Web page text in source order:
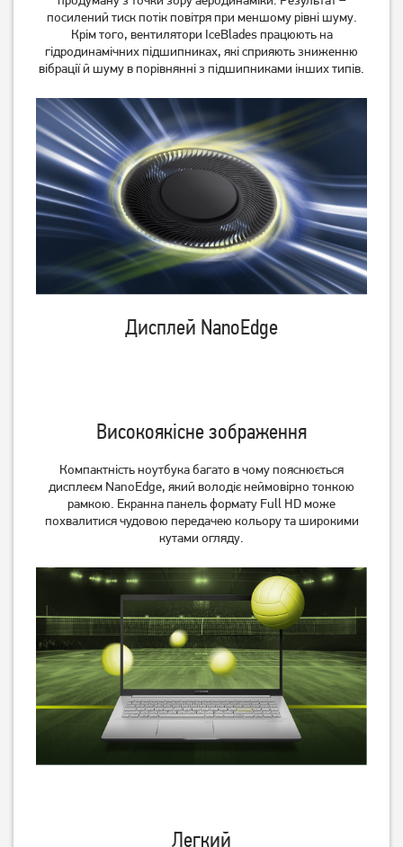
посилений тиск потік повітря при меншому рівні шуму.
Крім того, вентилятори IceBlades працюють на
гідродинамічних підшипниках, які сприяють зниженню
вібрації й шуму в порівнянні з підшипниками інших типів.
Дисплей NanoEdge
Високоякісне зображення
Компактність ноутбука багато в чому пояснюється
дисплеєм NanoEdge, який володіє неймовірно тонкою
рамкою. Екранна панель формату Full HD може
похвалитися чудовою передачею кольору та широкими
кутами огляду.
Легкий